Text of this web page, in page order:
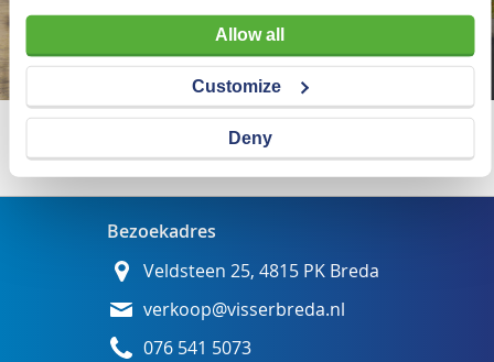
Allow all
Customize
Deny
Wij adviseren u graag
Bezoekadres
Veldsteen 25, 4815 PK Breda
verkoop@visserbreda.nl
076 541 5073